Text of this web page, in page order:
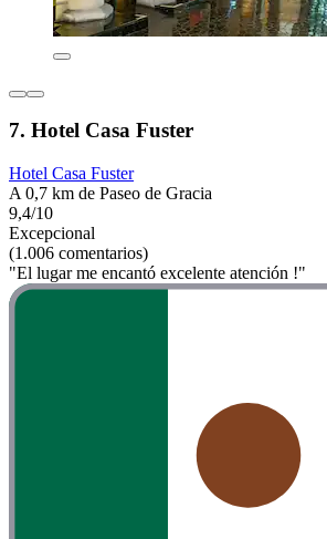
7. Hotel Casa Fuster
Hotel Casa Fuster
A 0,7 km de Paseo de Gracia
9,4/10
Excepcional
(1.006 comentarios)
"El lugar me encantó excelente atención !"